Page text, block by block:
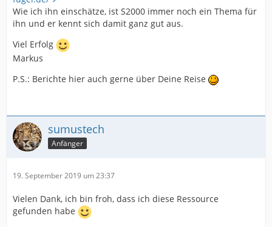
Wie ich ihn einschätze, ist S2000 immer noch ein Thema für
ihn und er kennt sich damit ganz gut aus.
Viel Erfolg
Markus
P.S.: Berichte hier auch gerne über Deine Reise
sumustech
Anfänger
19. September 2019 um 23:37
Vielen Dank, ich bin froh, dass ich diese Ressource
gefunden habe